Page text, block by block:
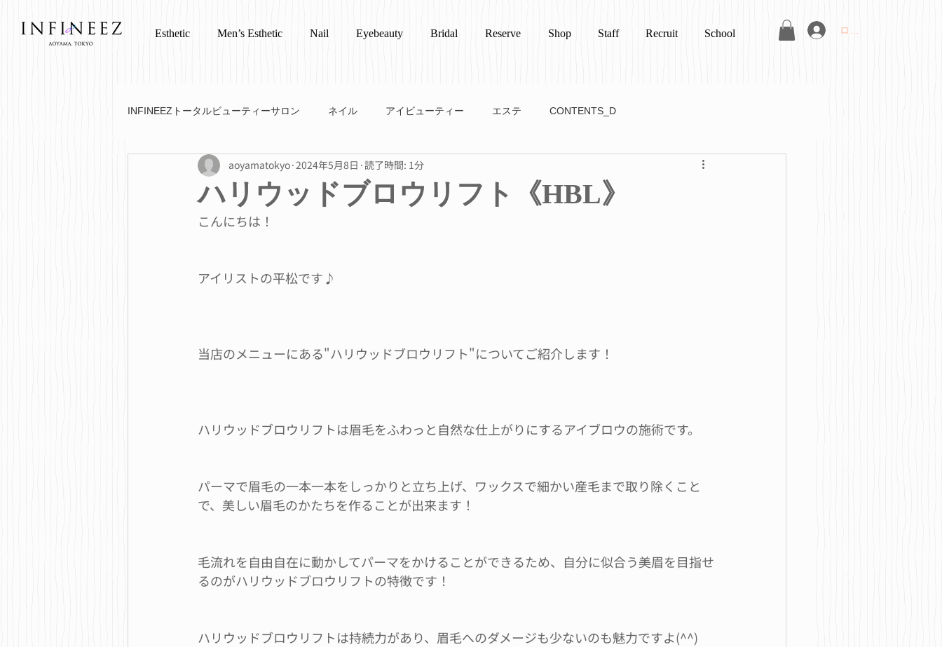
Esthetic Men’s Esthetic Nail Eyebeauty Bridal Reserve Shop Staff Recruit School ログイン
INFINEEZトータルビューティーサロン ネイル アイビューティー エステ CONTENTS_D
ハリウッドブロウリフト《HBL》
aoyamatokyo 2024年5月8日 読了時間: 1分
こんにちは！
アイリストの平松です♪
当店のメニューにある"ハリウッドブロウリフト"についてご紹介します！
ハリウッドブロウリフトは眉毛をふわっと自然な仕上がりにするアイブロウの施術です。
パーマで眉毛の一本一本をしっかりと立ち上げ、ワックスで細かい産毛まで取り除くこと
で、美しい眉毛のかたちを作ることが出来ます！
毛流れを自由自在に動かしてパーマをかけることができるため、自分に似合う美眉を目指せ
るのがハリウッドブロウリフトの特徴です！
ハリウッドブロウリフトは持続力があり、眉毛へのダメージも少ないのも魅力ですよ(^^)